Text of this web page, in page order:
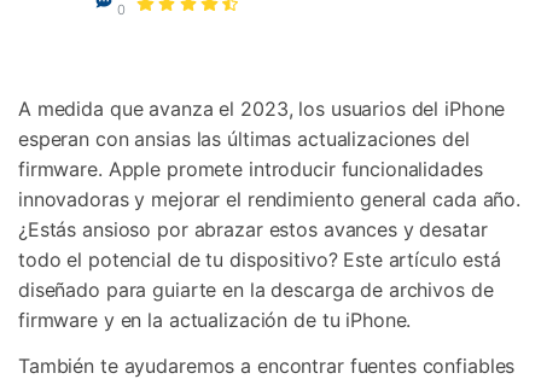
Gestor de Datos
Protección del Móvil
Encuentra Más Soluciones
0
A medida que avanza el 2023, los usuarios del iPhone
esperan con ansias las últimas actualizaciones del
firmware. Apple promete introducir funcionalidades
innovadoras y mejorar el rendimiento general cada año.
¿Estás ansioso por abrazar estos avances y desatar
todo el potencial de tu dispositivo? Este artículo está
diseñado para guiarte en la descarga de archivos de
firmware y en la actualización de tu iPhone.
También te ayudaremos a encontrar fuentes confiables